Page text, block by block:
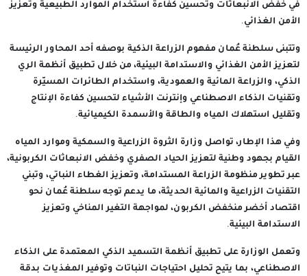
في خفض الانبعاثات وتحسين كفاءة استخدام الموارد الطبيعية وتعزيز
الأمن الغذائي.
وتتبنى سلطنة عُمان مفهوم الزراعة الذكية بوصفه أحد المحاور الرئيسة
لتعزيز الأمن الغذائي والاستدامة البيئية، من خلال تطبيق أنظمة الري
الذكي، والزراعة المائية والعمودية، واستخدام الطائرات المسيّرة
وتقنيات الذكاء الاصطناعي وإنترنت الأشياء لتحسين كفاءة الإنتاج
وتقليل استهلاك المياه والطاقة والأسمدة الكيميائية.
وفي هذا الإطار، تواصل وزارة الثروة الزراعية والسمكية وموارد المياه
القيام بجهود وطنية لتعزيز الحياد الصفري وخفض الانبعاثات الكربونية،
عبر تطوير منظومة الزراعة المستدامة، وتعزيز الغطاء النباتي، وتبني
التقنيات الزراعية والمائية الحديثة، ما يدعم توجه سلطنة عُمان نحو
اقتصاد أخضر منخفض الكربون، لمواجهة التغير المناخي وتعزيز
الاستدامة البيئية.
وتعمل الوزارة على تطبيق أنظمة التسميد الذكي المعتمدة على الذكاء
الاصطناعي، بما يتيح تحليل احتياجات النباتات وتوفير المغذيات بدقة